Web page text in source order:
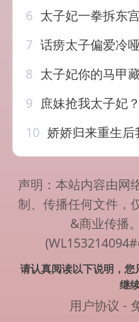
6 太子妃一拳拆东
7 话痨太子偏爱冷
8 太子妃你的马甲
9 庶妹抢我太子妃？我
10 娇娇归来重生后
声明：本站内容由网
制、传播任何文件，
&商业传播
请认真阅读以下说明，
继
用户协议 -